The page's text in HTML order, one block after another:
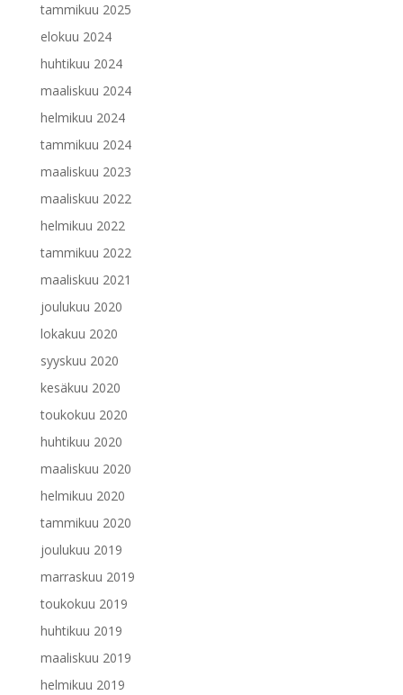
tammikuu 2025
elokuu 2024
huhtikuu 2024
maaliskuu 2024
helmikuu 2024
tammikuu 2024
maaliskuu 2023
maaliskuu 2022
helmikuu 2022
tammikuu 2022
maaliskuu 2021
joulukuu 2020
lokakuu 2020
syyskuu 2020
kesäkuu 2020
toukokuu 2020
huhtikuu 2020
maaliskuu 2020
helmikuu 2020
tammikuu 2020
joulukuu 2019
marraskuu 2019
toukokuu 2019
huhtikuu 2019
maaliskuu 2019
helmikuu 2019